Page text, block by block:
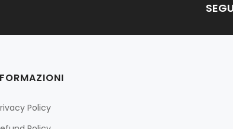
Policy